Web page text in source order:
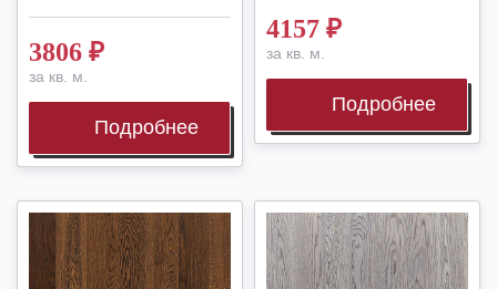
3806 ₽
за кв. м.
Подробнее
4157 ₽
за кв. м.
Подробнее